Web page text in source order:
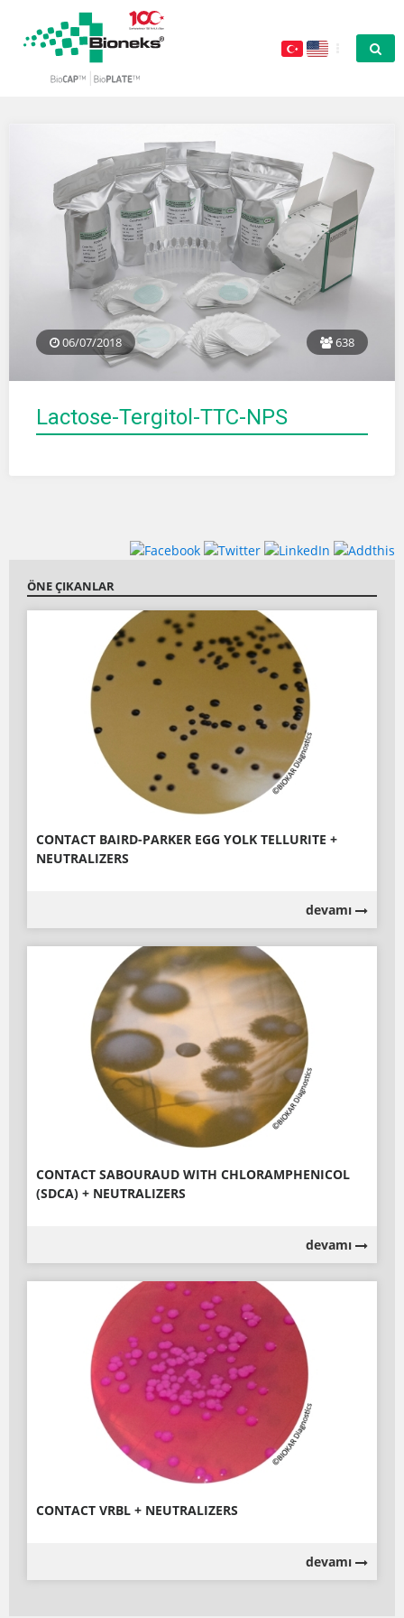
06/07/2018 638
Lactose-Tergitol-TTC-NPS
ÖNE ÇIKANLAR
CONTACT BAIRD-PARKER EGG YOLK TELLURITE +
NEUTRALIZERS
devamı
CONTACT SABOURAUD WITH CHLORAMPHENICOL
(SDCA) + NEUTRALIZERS
devamı
CONTACT VRBL + NEUTRALIZERS
devamı